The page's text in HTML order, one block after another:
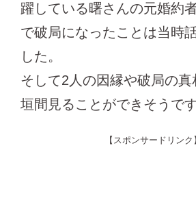
躍している曙さんの元婚約
で破局になったことは当時
した。
そして2人の因縁や破局の
垣間見ることができそうです
【スポンサードリンク】